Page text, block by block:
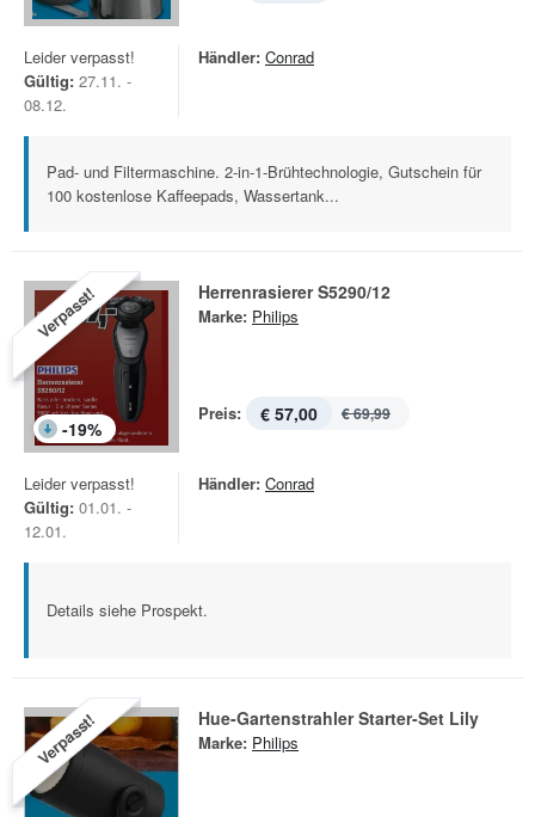
Leider verpasst!
Gültig: 27.11. -
08.12.
Händler: Conrad
Pad- und Filtermaschine. 2-in-1-Brühtechnologie, Gutschein für
100 kostenlose Kaffeepads, Wassertank...
Verpasst!
-19%
Herrenrasierer S5290/12
Marke: Philips
Preis: € 57,00 € 69,99
Leider verpasst!
Gültig: 01.01. -
12.01.
Händler: Conrad
Details siehe Prospekt.
Verpasst! Hue-Gartenstrahler Starter-Set Lily
Marke: Philips